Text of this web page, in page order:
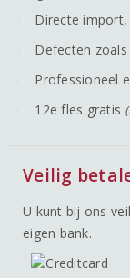
Directe
Defecten
Professioneel
12e fles gratis
Veilig
U kunt bij ons
eigen bank.